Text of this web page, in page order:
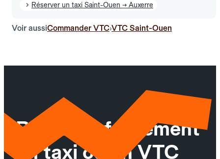
Réserver un taxi Saint-Ouen → Auxerre
Voir aussiCommander VTC›VTC Saint-Ouen
Réservez facilement
un taxi ou un VTC